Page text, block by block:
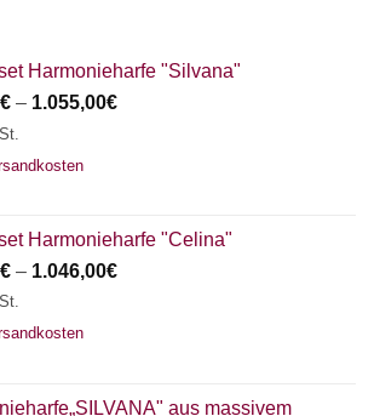
Harmonieharfe "Silvana"
€ – 1.055,00€
Harmonieharfe "Celina"
€ – 1.046,00€
aus massivem